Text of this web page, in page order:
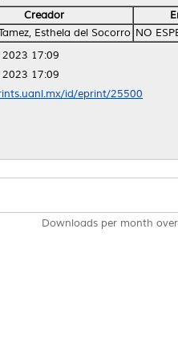
Creador
Esthela del Socorro NO
17:09
17:09
id/eprint/25500
Downloads per month